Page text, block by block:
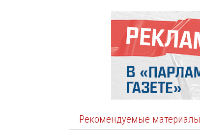
Рекомендуемые материалы